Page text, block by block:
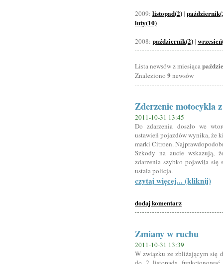
2009: listopad(2) |
luty(10)
2008: październik(2) |
Lista newsów z miesiąca
Znaleziono 9 newsów
Zderzenie motocykla
2011-10-31 13:45
Do zdarzenia doszło we
ustawień pojazdów wynika, że
marki Citroen.
Szkody na aucie wskazują,
zdarzenia szybko pojawiła się
ustala policja.
czytaj więcej... (kliknij)
dodaj komentarz
Zmiany w ruchu
2011-10-31 13:39
W związku ze zbliżającym się